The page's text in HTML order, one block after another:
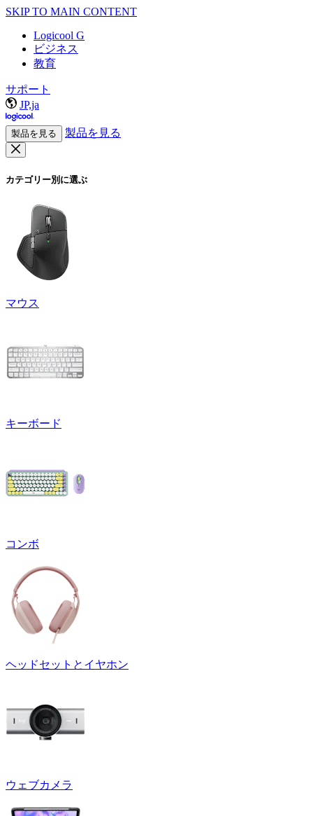
SKIP TO MAIN CONTENT
Logicool G
ビジネス
教育
サポート
JP,ja
製品を見る 製品を見る
カテゴリー別に選ぶ
マウス
キーボード
コンボ
ヘッドセットとイヤホン
ウェブカメラ